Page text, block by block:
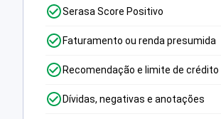
Serasa Score Positivo
Faturamento ou renda presumida
Recomendação e limite de crédito
Dívidas, negativas e anotações